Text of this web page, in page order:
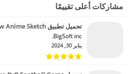
مشاركات أعلى تقييمًا
تحميل تطبيق Draw Anime Sketch مهكر للاندرويد 2024
BigSoft inc.‏
يناير 30, 2024